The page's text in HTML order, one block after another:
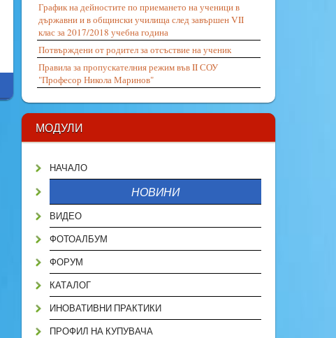
График на дейностите по приемането на ученици в
държавни и в общински училища след завършен VII
клас за 2017/2018 учебна година
Потвърждени от родител за отсъствие на ученик
Правила за пропускателния режим във II СОУ
"Професор Никола Маринов"
МОДУЛИ
НАЧАЛО
НОВИНИ
ВИДЕО
ФОТОАЛБУМ
ФОРУМ
КАТАЛОГ
ИНОВАТИВНИ ПРАКТИКИ
ПРОФИЛ НА КУПУВАЧА